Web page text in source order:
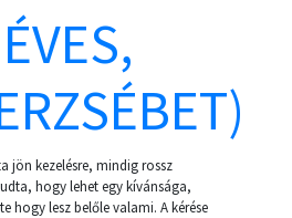
jön kezelésre, mindig rossz
hogy lehet egy kívánsága,
hogy lesz belőle valami. A kérése